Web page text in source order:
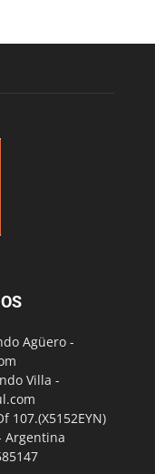
Agüero -
Villa -
107.(X5152EYN)
Argentina